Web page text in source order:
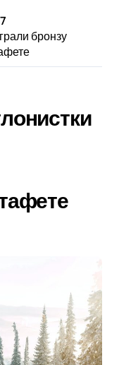
бронзу